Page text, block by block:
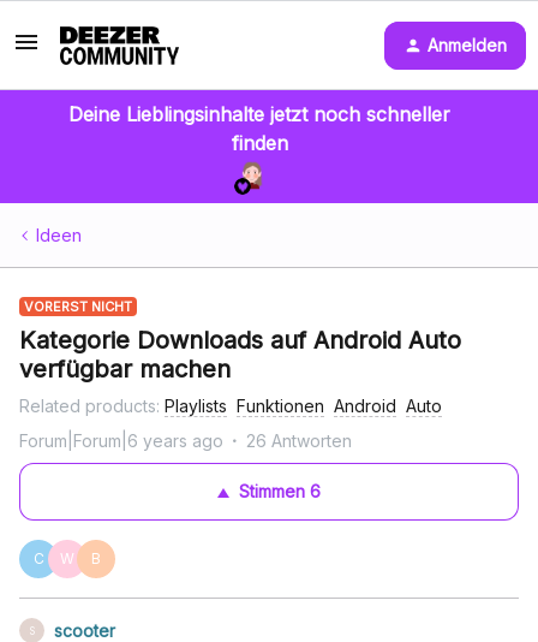
Anmelden
Deine Lieblingsinhalte jetzt noch schneller
finden
Ideen
VORERST NICHT
Kategorie Downloads auf Android Auto
verfügbar machen
Related products: Playlists Funktionen Android Auto
Forum|Forum|6 years ago
26 Antworten
Stimmen 6
C W B
S scooter